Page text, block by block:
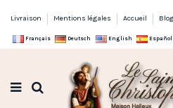
Livraison Mentions légales Accueil Blog
Français Deutsch English Español